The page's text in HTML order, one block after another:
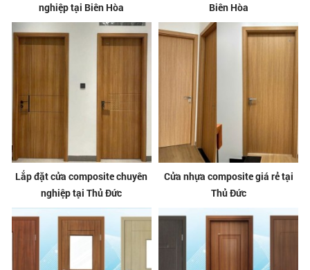
nghiệp tại Biên Hòa
Biên Hòa
Lắp đặt cửa composite chuyên
nghiệp tại Thủ Đức
Cửa nhựa composite giá rẻ tại
Thủ Đức